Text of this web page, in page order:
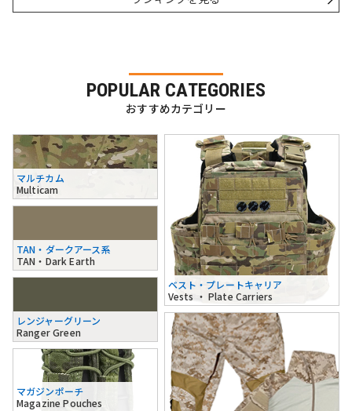
POPULAR CATEGORIES
おすすめカテゴリー
マルチカム
Multicam
TAN・ダークアース系
TAN・Dark Earth
レンジャーグリーン
Ranger Green
ベスト・プレートキャリア
Vests ・ Plate Carriers
マガジンポーチ
Magazine Pouches